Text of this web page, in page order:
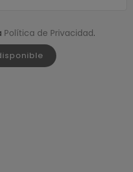
Política de Privacidad.